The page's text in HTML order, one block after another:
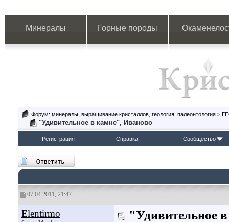
Минералы Горные породы
Форум: минералы, выращивание кристаллов, геология, палеонтология >
"Удивительное в камне", Иваново
Регистрация Справка Сообщество
07.04.2011, 21:47
Elentirmo "Удивительное